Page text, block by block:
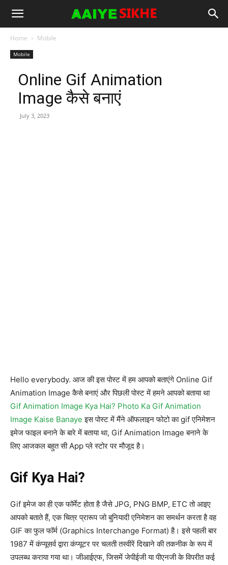
Home Mobile
Mobile
Online Gif Animation
Image कैसे बनाएं
July 3, 2023
Hello everybody. आज की इस पोस्ट में हम आपको बताएंगे Online Gif
Animation Image कैसे बनाएं और पिछली पोस्ट में हमने आपको बताया था
Gif Animation Image Kya Hai? Photo Ka Gif Animation
Image Kaise Banaye इस पोस्ट में मैंने ऑफलाइन फोटो का gif एनिमेशन
इमेज फाइल बनाने के बारे में बताया था, Gif Animation Image बनाने के
लिए आजकल बहुत सी App प्ले स्टोर पर मौजूद है।
Gif Kya Hai?
Gif इमेज का ही एक फॉर्मेट होता है जैसे JPG, PNG BMP, ETC तो आइए
आपको बताते हैं, एक चित्र प्रारूप जो बुनियादी एनिमेशन का समर्थन करता है वह
GIF का फुल फॉर्म (Graphics Interchange Format) है। इसे पहली बार
1987 में कंप्यूसर्व द्वारा कंप्यूटर पर चलती तस्वीरें दिखाने की तकनीक के रूप में
उपलब्ध कराया गया था। जीआईएफ, जिसमें जेपीईजी या पीएनजी के विपरीत कई